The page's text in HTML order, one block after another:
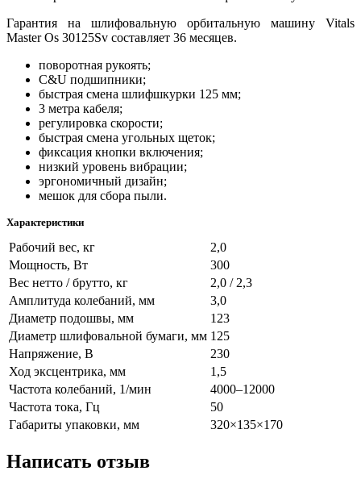
Гарантия на шлифовальную орбитальную машину Vitals
Master Os 30125Sv составляет 36 месяцев.
поворотная рукоять;
C&U подшипники;
быстрая смена шлифшкурки 125 мм;
3 метра кабеля;
регулировка скорости;
быстрая смена угольных щеток;
фиксация кнопки включения;
низкий уровень вибрации;
эргономичный дизайн;
мешок для сбора пыли.
Характеристики
Рабочий вес, кг
2,0
Мощность, Вт
300
Вес нетто / брутто, кг
2,0 / 2,3
Амплитуда колебаний, мм
3,0
Диаметр подошвы, мм
123
Диаметр шлифовальной бумаги, мм 125
Напряжение, В
230
Ход эксцентрика, мм
1,5
Частота колебаний, 1/мин
4000–12000
Частота тока, Гц
50
Габариты упаковки, мм
320×135×170
Написать отзыв